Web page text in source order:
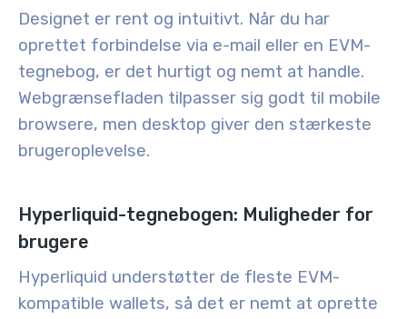
Designet er rent og intuitivt. Når du har
oprettet forbindelse via e-mail eller en EVM-
tegnebog, er det hurtigt og nemt at handle.
Webgrænsefladen tilpasser sig godt til mobile
browsere, men desktop giver den stærkeste
brugeroplevelse.
Hyperliquid-tegnebogen: Muligheder for
brugere
Hyperliquid understøtter de fleste EVM-
kompatible wallets, så det er nemt at oprette